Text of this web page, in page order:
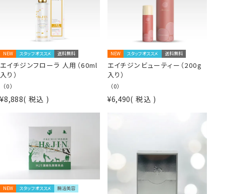
NEW スタッフオススメ 送料無料
エイチジンフローラ 人用（60ml
入り）
（0）
¥8,888 税込
NEW スタッフオススメ 送料無料
エイチジンビューティー（200g
入り）
（0）
¥6,490 税込
NEW スタッフオススメ 腸活美容